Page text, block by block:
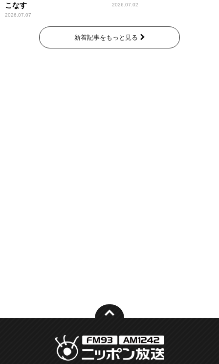
こなす
2026.07.07
2026.07.02
新着記事をもっと見る